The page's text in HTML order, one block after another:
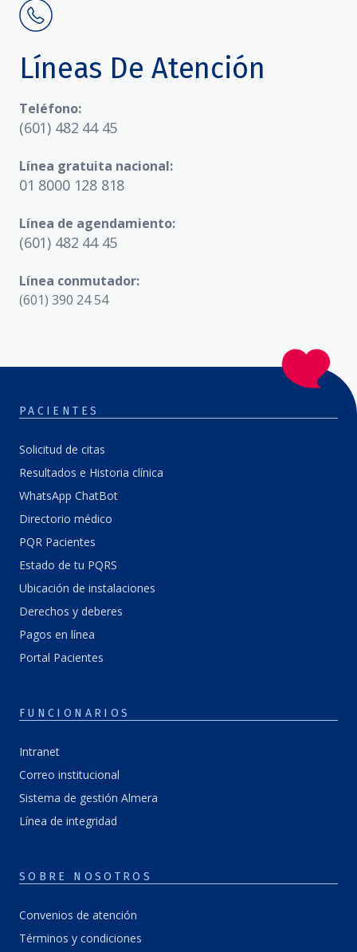
Líneas De Atención
Teléfono:
(601) 482 44 45
Línea gratuita nacional:
01 8000 128 818
Línea de agendamiento:
(601) 482 44 45
Línea conmutador:
(601) 390 24 54
PACIENTES
Solicitud de citas
Resultados e Historia clínica
WhatsApp ChatBot
Directorio médico
PQR Pacientes
Estado de tu PQRS
Ubicación de instalaciones
Derechos y deberes
Pagos en línea
Portal Pacientes
FUNCIONARIOS
Intranet
Correo institucional
Sistema de gestión Almera
Línea de integridad
SOBRE NOSOTROS
Convenios de atención
Términos y condiciones